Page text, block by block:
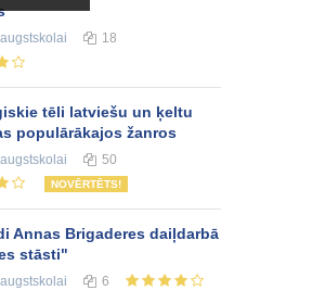
augstskolai 18
tēli latviešu un ķeltu
populārākajos žanros
augstskolai 50
NOVĒRTĒTS!
Annas Brigaderes daiļdarbā
stāsti"
augstskolai 6